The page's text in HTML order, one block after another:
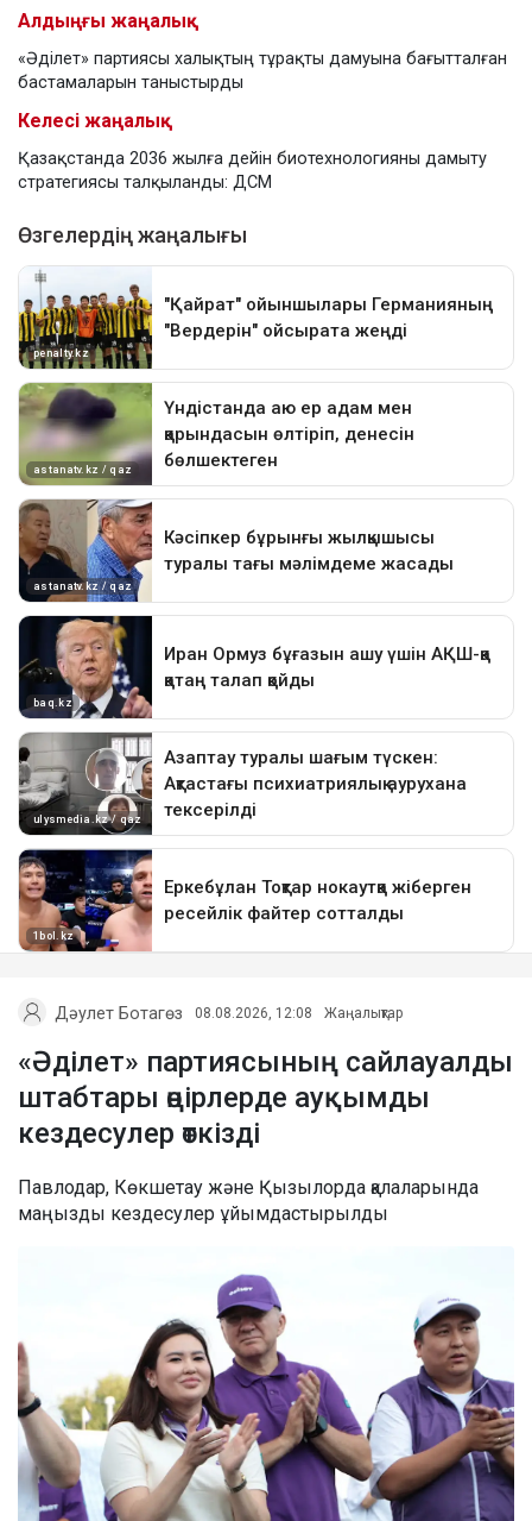
Алдыңғы жаңалық
«Әділет» партиясы халықтың тұрақты дамуына бағытталған
бастамаларын таныстырды
Келесі жаңалық
Қазақстанда 2036 жылға дейін биотехнологияны дамыту
стратегиясы талқыланды: ДСМ
Дәулет Ботагөз 08.08.2026, 12:08 Жаңалықтар
«Әділет» партиясының сайлауалды
штабтары өңірлерде ауқымды
кездесулер өткізді
Павлодар, Көкшетау және Қызылорда қалаларында
маңызды кездесулер ұйымдастырылды